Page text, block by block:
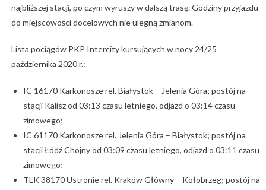
najbliższej stacji, po czym wyruszy w dalszą trasę. Godziny przyjazdu
do miejscowości docelowych nie ulegną zmianom.
Lista pociągów PKP Intercity kursujących w nocy 24/25
października 2020 r.:
IC 16170 Karkonosze rel. Białystok – Jelenia Góra; postój na
stacji Kalisz od 03:13 czasu letniego, odjazd o 03:14 czasu
zimowego;
IC 61170 Karkonosze rel. Jelenia Góra – Białystok; postój na
stacji Łódź Chojny od 03:09 czasu letniego, odjazd o 03:11 czasu
zimowego;
TLK 38170 Ustronie rel. Kraków Główny – Kołobrzeg; postój na